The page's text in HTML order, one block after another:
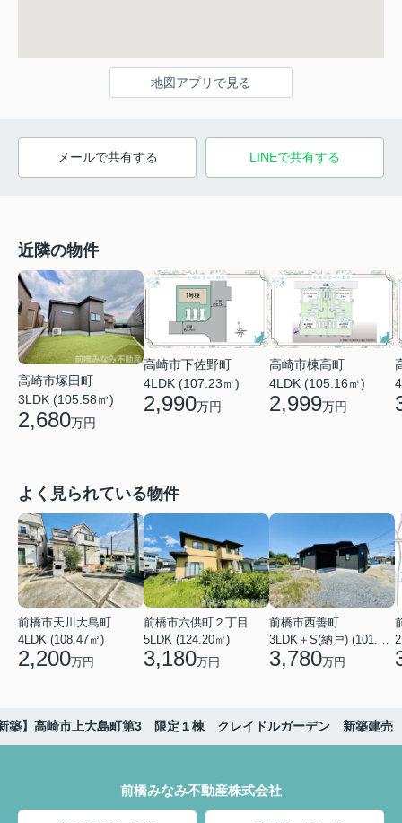
地図アプリで見る
メールで共有する LINEで共有する
近隣の物件
高崎市塚田町
3LDK (105.58㎡)
2,680万円
高崎市下佐野町
4LDK (107.23㎡)
2,990万円
高崎市棟高町
4LDK (105.16㎡)
2,999万円
よく見られている物件
前橋市天川大島町
4LDK (108.47㎡)
2,200万円
前橋市六供町２丁目
5LDK (124.20㎡)
3,180万円
前橋市西善町
3LDK＋S(納戸) (101.02㎡)
3,780万円
築】高崎市上大島町第3 限定１棟 クレイドルガーデン 新築建売
前橋みなみ不動産株式会社